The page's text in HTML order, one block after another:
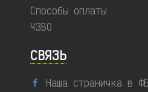
Способы оплаты
ЧЗВО
СВЯЗЬ
Наша страничка в ФБ